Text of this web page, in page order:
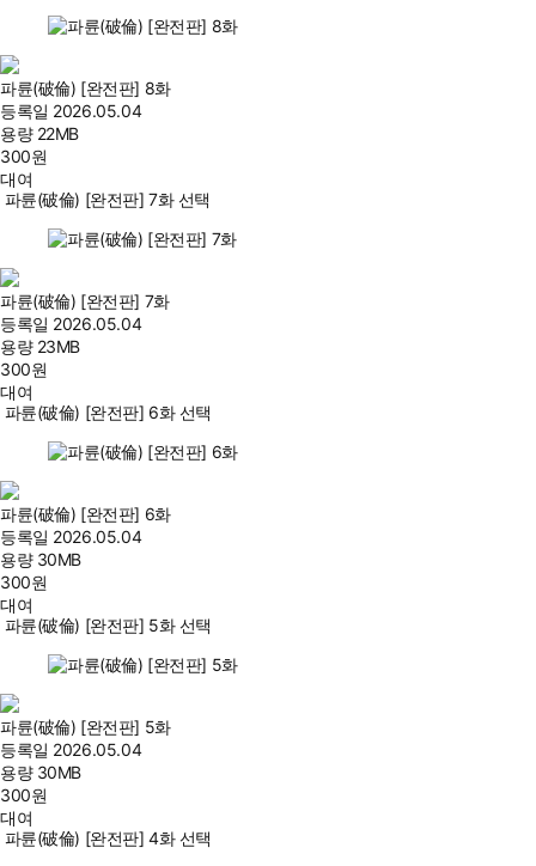
파륜(破倫) [완전판] 8화
등록일 2026.05.04
용량 22MB
300원
대여
파륜(破倫) [완전판] 7화 선택
파륜(破倫) [완전판] 7화
등록일 2026.05.04
용량 23MB
300원
대여
파륜(破倫) [완전판] 6화 선택
파륜(破倫) [완전판] 6화
등록일 2026.05.04
용량 30MB
300원
대여
파륜(破倫) [완전판] 5화 선택
파륜(破倫) [완전판] 5화
등록일 2026.05.04
용량 30MB
300원
대여
파륜(破倫) [완전판] 4화 선택